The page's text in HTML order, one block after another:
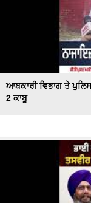
ਆਬਕਾਰੀ ਵਿਭਾਗ ਤੇ
2 ਕਾਬੂ